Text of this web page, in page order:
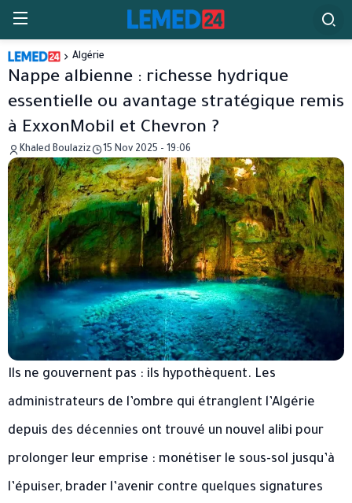
Algérie
Nappe albienne : richesse hydrique
essentielle ou avantage stratégique remis
à ExxonMobil et Chevron ?
Khaled Boulaziz 15 Nov 2025 - 19:06
Ils ne gouvernent pas : ils hypothèquent. Les
administrateurs de l’ombre qui étranglent l’Algérie
depuis des décennies ont trouvé un nouvel alibi pour
prolonger leur emprise : monétiser le sous-sol jusqu’à
l’épuiser, brader l’avenir contre quelques signatures